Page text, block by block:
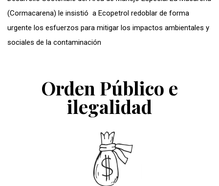
(Cormacarena) le insistió a Ecopetrol redoblar de forma
urgente los esfuerzos para mitigar los impactos ambientales y
sociales de la contaminación
Orden Público e
ilegalidad